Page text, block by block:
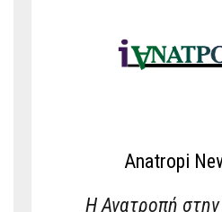
Anatropi
Η Ανατροπή